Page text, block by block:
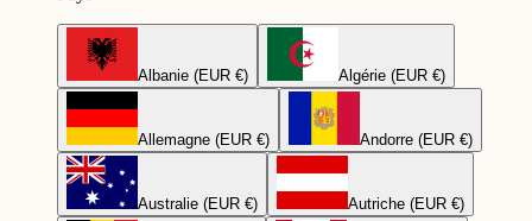
Albanie (EUR €) Algérie (EUR €)
Allemagne (EUR €) Andorre (EUR €)
Australie (EUR €) Autriche (EUR €)